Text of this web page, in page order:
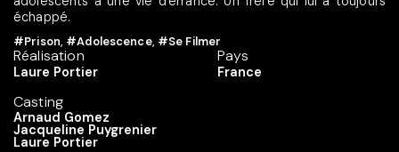
échappé.
#Prison, #Adolescence, #Se Filmer
Réalisation
Laure Portier
Casting
Arnaud Gomez
Jacqueline Puygrenier
Laure Portier
Pays
France